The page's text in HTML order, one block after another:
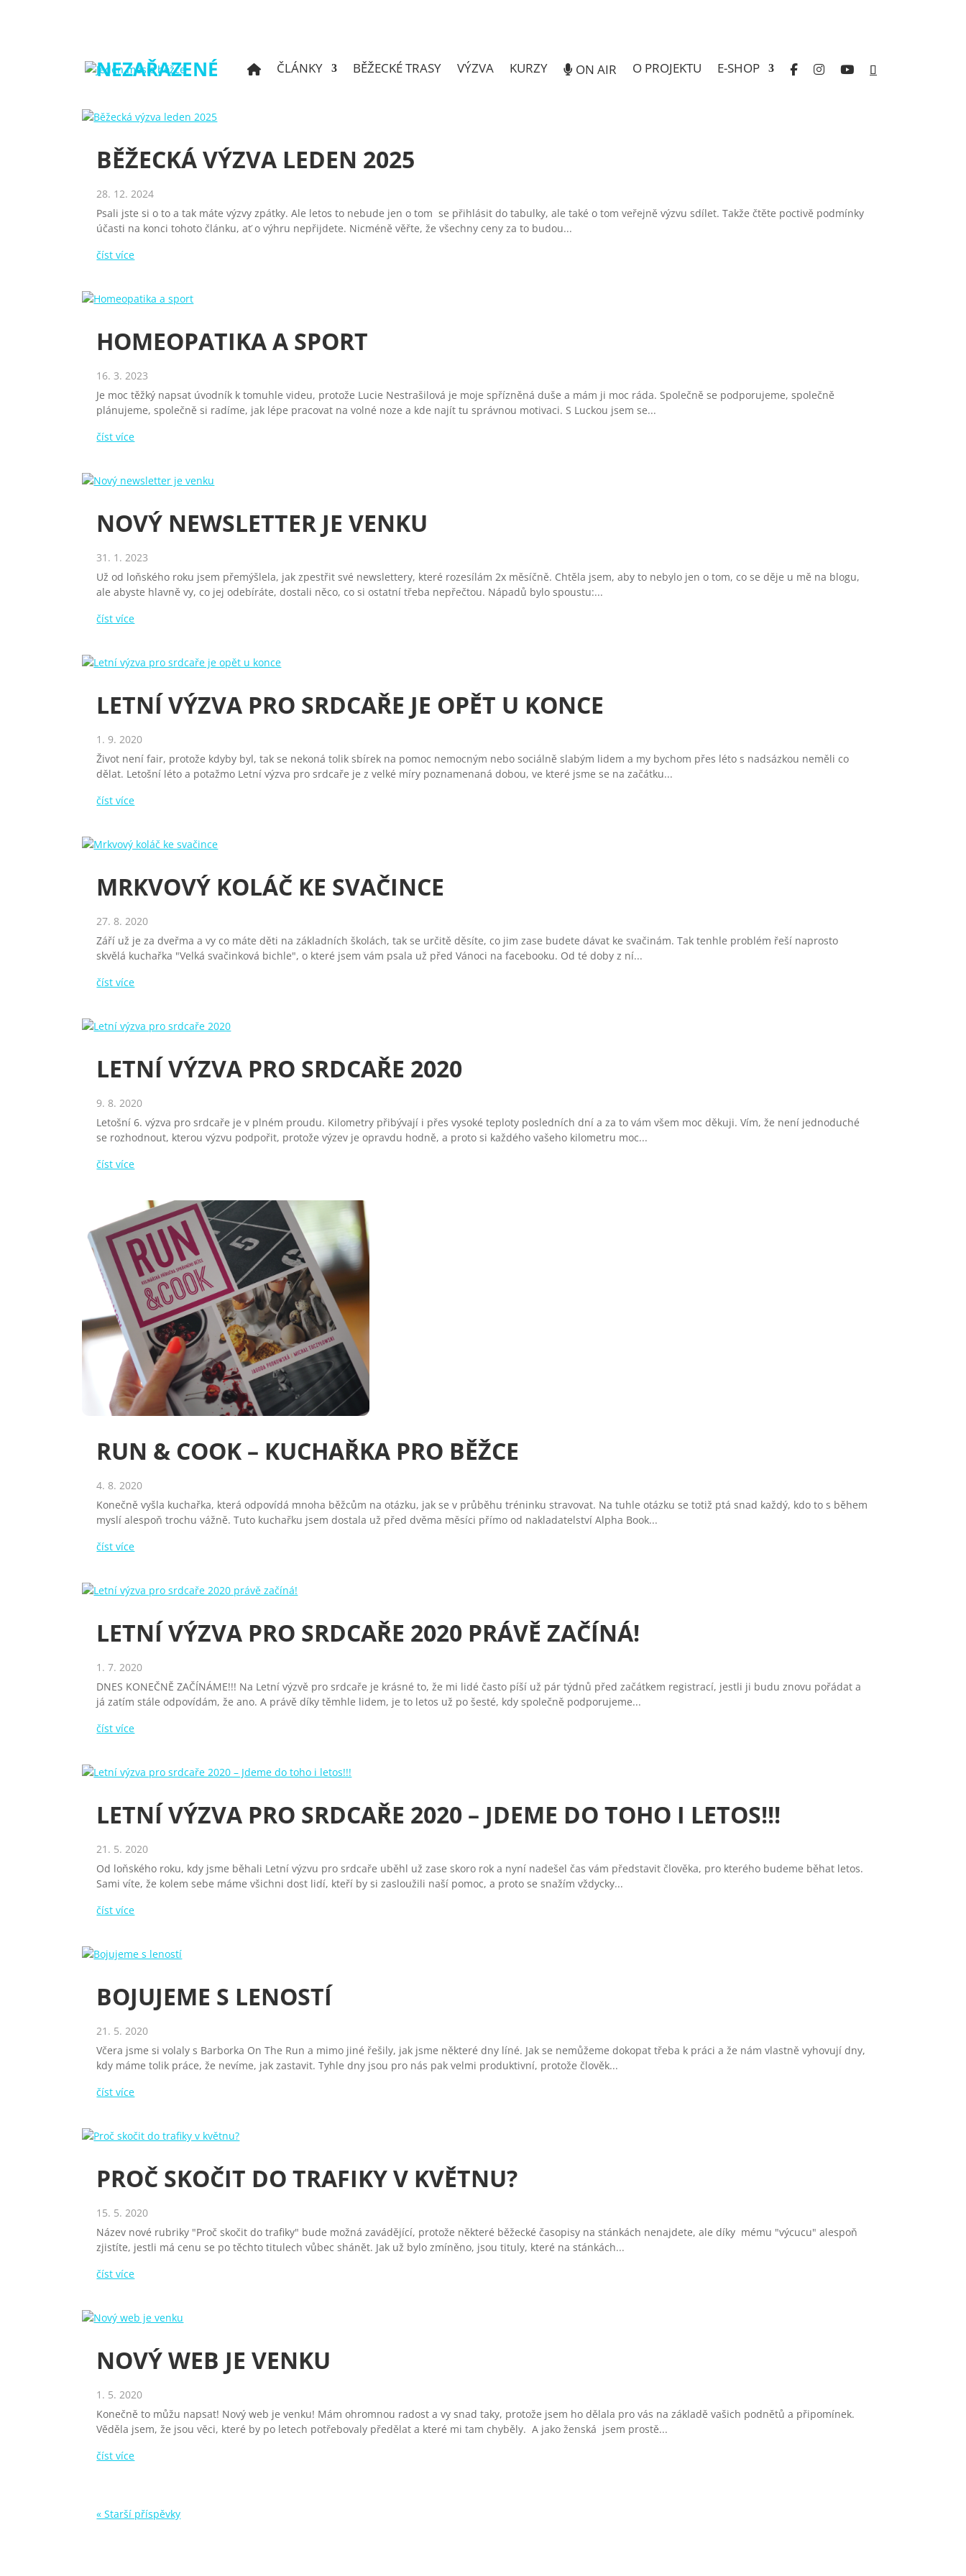
ČLÁNKY BĚŽECKÉ TRASY VÝZVA KURZY ON AIR O PROJEKTU E-SHOP
NEZAŘAZENÉ
BĚŽECKÁ VÝZVA LEDEN 2025
28. 12. 2024
Psali jste si o to a tak máte výzvy zpátky. Ale letos to nebude jen o tom se přihlásit do tabulky, ale také o tom veřejně výzvu sdílet. Takže čtěte poctivě podmínky
účasti na konci tohoto článku, ať o výhru nepřijdete. Nicméně věřte, že všechny ceny za to budou...
číst více
HOMEOPATIKA A SPORT
16. 3. 2023
Je moc těžký napsat úvodník k tomuhle videu, protože Lucie Nestrašilová je moje spřízněná duše a mám ji moc ráda. Společně se podporujeme, společně
plánujeme, společně si radíme, jak lépe pracovat na volné noze a kde najít tu správnou motivaci. S Luckou jsem se...
číst více
NOVÝ NEWSLETTER JE VENKU
31. 1. 2023
Už od loňského roku jsem přemýšlela, jak zpestřit své newslettery, které rozesílám 2x měsíčně. Chtěla jsem, aby to nebylo jen o tom, co se děje u mě na blogu,
ale abyste hlavně vy, co jej odebíráte, dostali něco, co si ostatní třeba nepřečtou. Nápadů bylo spoustu:...
číst více
LETNÍ VÝZVA PRO SRDCAŘE JE OPĚT U KONCE
1. 9. 2020
Život není fair, protože kdyby byl, tak se nekoná tolik sbírek na pomoc nemocným nebo sociálně slabým lidem a my bychom přes léto s nadsázkou neměli co
dělat. Letošní léto a potažmo Letní výzva pro srdcaře je z velké míry poznamenaná dobou, ve které jsme se na začátku...
číst více
MRKVOVÝ KOLÁČ KE SVAČINCE
27. 8. 2020
Září už je za dveřma a vy co máte děti na základních školách, tak se určitě děsíte, co jim zase budete dávat ke svačinám. Tak tenhle problém řeší naprosto
skvělá kuchařka "Velká svačinková bichle", o které jsem vám psala už před Vánoci na facebooku. Od té doby z ní...
číst více
LETNÍ VÝZVA PRO SRDCAŘE 2020
9. 8. 2020
Letošní 6. výzva pro srdcaře je v plném proudu. Kilometry přibývají i přes vysoké teploty posledních dní a za to vám všem moc děkuji. Vím, že není jednoduché
se rozhodnout, kterou výzvu podpořit, protože výzev je opravdu hodně, a proto si každého vašeho kilometru moc...
číst více
RUN & COOK – KUCHAŘKA PRO BĚŽCE
4. 8. 2020
Konečně vyšla kuchařka, která odpovídá mnoha běžcům na otázku, jak se v průběhu tréninku stravovat. Na tuhle otázku se totiž ptá snad každý, kdo to s během
myslí alespoň trochu vážně. Tuto kuchařku jsem dostala už před dvěma měsíci přímo od nakladatelství Alpha Book...
číst více
LETNÍ VÝZVA PRO SRDCAŘE 2020 PRÁVĚ ZAČÍNÁ!
1. 7. 2020
DNES KONEČNĚ ZAČÍNÁME!!! Na Letní výzvě pro srdcaře je krásné to, že mi lidé často píší už pár týdnů před začátkem registrací, jestli ji budu znovu pořádat a
já zatím stále odpovídám, že ano. A právě díky těmhle lidem, je to letos už po šesté, kdy společně podporujeme...
číst více
LETNÍ VÝZVA PRO SRDCAŘE 2020 – JDEME DO TOHO I LETOS!!!
21. 5. 2020
Od loňského roku, kdy jsme běhali Letní výzvu pro srdcaře uběhl už zase skoro rok a nyní nadešel čas vám představit člověka, pro kterého budeme běhat letos.
Sami víte, že kolem sebe máme všichni dost lidí, kteří by si zasloužili naší pomoc, a proto se snažím vždycky...
číst více
BOJUJEME S LENOSTÍ
21. 5. 2020
Včera jsme si volaly s Barborka On The Run a mimo jiné řešily, jak jsme některé dny líné. Jak se nemůžeme dokopat třeba k práci a že nám vlastně vyhovují dny,
kdy máme tolik práce, že nevíme, jak zastavit. Tyhle dny jsou pro nás pak velmi produktivní, protože člověk...
číst více
PROČ SKOČIT DO TRAFIKY V KVĚTNU?
15. 5. 2020
Název nové rubriky "Proč skočit do trafiky" bude možná zavádějící, protože některé běžecké časopisy na stánkách nenajdete, ale díky mému "výcucu" alespoň
zjistíte, jestli má cenu se po těchto titulech vůbec shánět. Jak už bylo zmíněno, jsou tituly, které na stánkách...
číst více
NOVÝ WEB JE VENKU
1. 5. 2020
Konečně to můžu napsat! Nový web je venku! Mám ohromnou radost a vy snad taky, protože jsem ho dělala pro vás na základě vašich podnětů a připomínek.
Věděla jsem, že jsou věci, které by po letech potřebovaly předělat a které mi tam chyběly. A jako ženská jsem prostě...
číst více
« Starší příspěvky